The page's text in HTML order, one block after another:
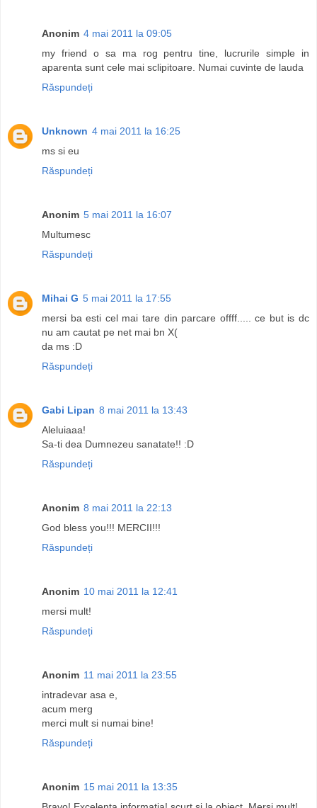
Anonim 4 mai 2011 la 09:05
my friend o sa ma rog pentru tine, lucrurile simple in
aparenta sunt cele mai sclipitoare. Numai cuvinte de lauda
Răspundeți
Unknown 4 mai 2011 la 16:25
ms si eu
Răspundeți
Anonim 5 mai 2011 la 16:07
Multumesc
Răspundeți
Mihai G 5 mai 2011 la 17:55
mersi ba esti cel mai tare din parcare offff..... ce but is dc
nu am cautat pe net mai bn X(
da ms :D
Răspundeți
Gabi Lipan 8 mai 2011 la 13:43
Aleluiaaa!
Sa-ti dea Dumnezeu sanatate!! :D
Răspundeți
Anonim 8 mai 2011 la 22:13
God bless you!!! MERCII!!!
Răspundeți
Anonim 10 mai 2011 la 12:41
mersi mult!
Răspundeți
Anonim 11 mai 2011 la 23:55
intradevar asa e,
acum merg
merci mult si numai bine!
Răspundeți
Anonim 15 mai 2011 la 13:35